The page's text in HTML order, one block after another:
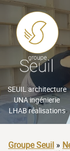
SEUIL architecture
UNA ingénierie
LHAB réalisations
Groupe Seuil »